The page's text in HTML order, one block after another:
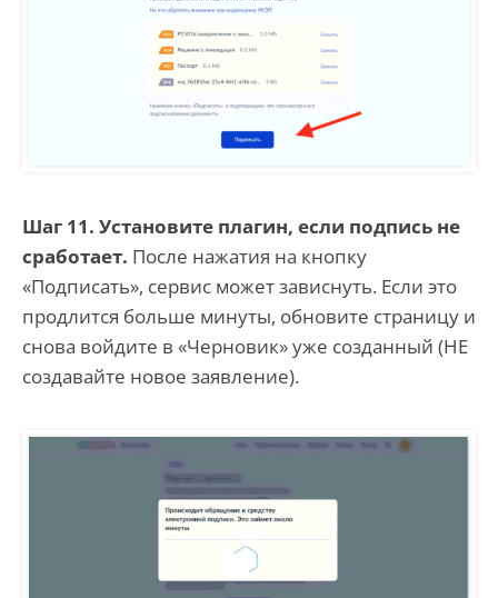
Шаг 11. Установите плагин, если подпись не
сработает. После нажатия на кнопку
«Подписать», сервис может зависнуть. Если это
продлится больше минуты, обновите страницу и
снова войдите в «Черновик» уже созданный (НЕ
создавайте новое заявление).